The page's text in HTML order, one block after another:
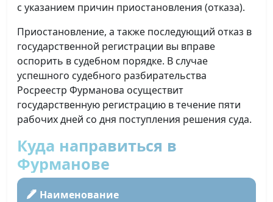
с указанием причин приостановления (отказа).
Приостановление, а также последующий отказ в
государственной регистрации вы вправе
оспорить в судебном порядке. В случае
успешного судебного разбирательства
Росреестр Фурманова осуществит
государственную регистрацию в течение пяти
рабочих дней со дня поступления решения суда.
Куда направиться в
Фурманове
Наименование